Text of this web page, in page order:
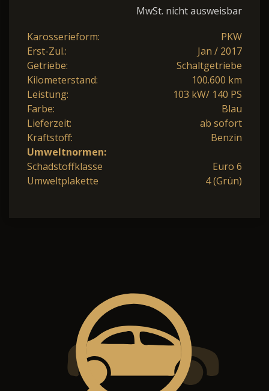
MwSt. nicht ausweisbar
Karosserieform:
PKW
Erst-Zul.:
Jan / 2017
Getriebe:
Schaltgetriebe
Kilometerstand:
100.600 km
Leistung:
103 kW/ 140 PS
Farbe:
Blau
Lieferzeit:
ab sofort
Kraftstoff:
Benzin
Umweltnormen:
Schadstoffklasse
Euro 6
Umweltplakette
4 (Grün)